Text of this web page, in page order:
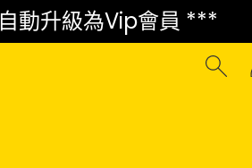
動升級為Vip會員 ***